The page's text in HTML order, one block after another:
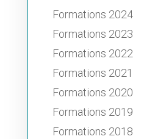
Formations 2024
Formations 2023
Formations 2022
Formations 2021
Formations 2020
Formations 2019
Formations 2018